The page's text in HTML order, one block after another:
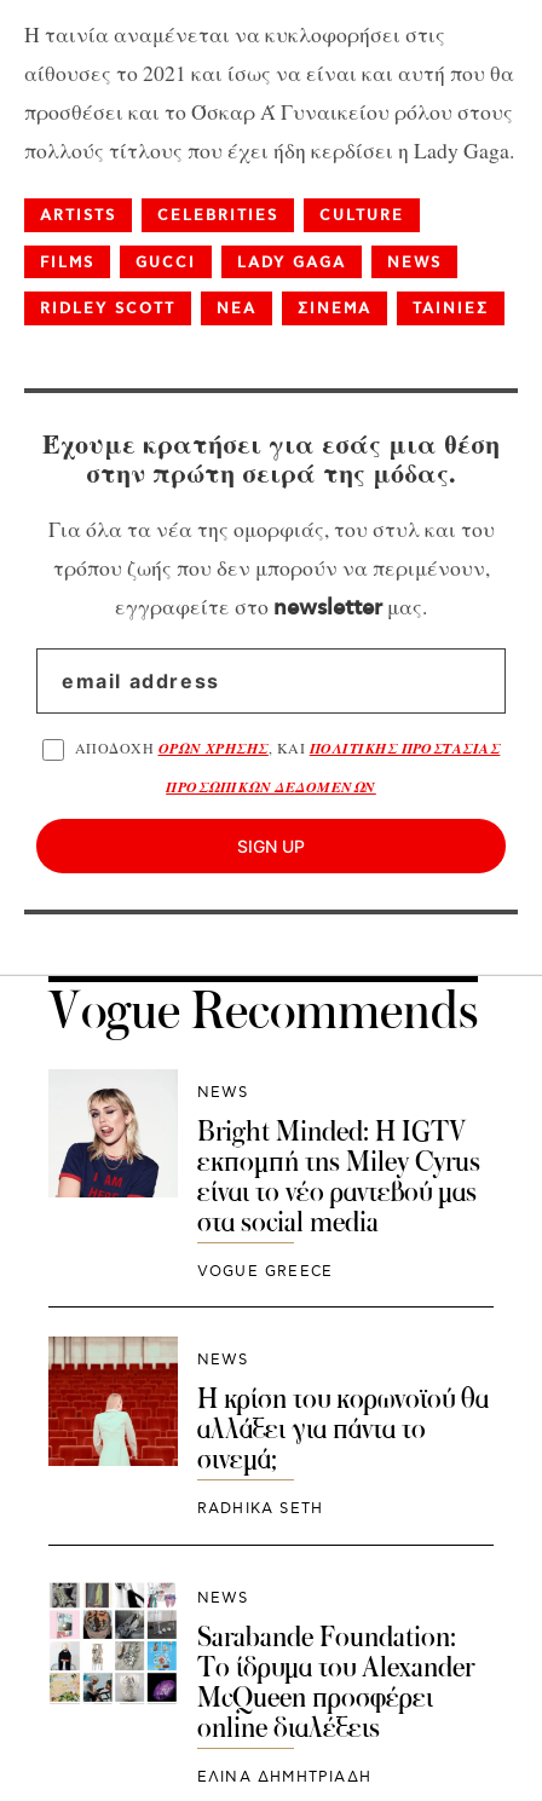
H ταινία αναμένεται να κυκλοφορήσει στις
αίθουσες το 2021 και ίσως να είναι και αυτή που θα
προσθέσει και το Όσκαρ Ά Γυναικείου ρόλου στους
πολλούς τίτλους που έχει ήδη κερδίσει η Lady Gaga.
ARTISTS CELEBRITIES CULTURE
FILMS GUCCI LADY GAGA NEWS
RIDLEY SCOTT ΝΕΑ ΣΙΝΕΜΑ ΤΑΙΝΙΕΣ
Έχουμε κρατήσει για εσάς μια θέση
στην πρώτη σειρά της μόδας.
Για όλα τα νέα της ομορφιάς, του στυλ και του
τρόπου ζωής που δεν μπορούν να περιμένουν,
εγγραφείτε στο newsletterμας.
ΑΠΟΔΟΧΗ ΟΡΩΝ ΧΡΗΣΗΣ, ΚΑΙ ΠΟΛΙΤΙΚΗΣ ΠΡΟΣΤΑΣΙΑΣ
ΠΡΟΣΩΠΙΚΩΝ ΔΕΔΟΜΕΝΩΝ
SIGN UP
Vogue Recommends
NEWS
Bright Minded: Η IGTV
εκπομπή της Miley Cyrus
είναι το νέο ραντεβού μας
στα social media
VOGUE GREECE
NEWS
Η κρίση του κορωνοϊού θα
αλλάξει για πάντα το
σινεμά;
RADHIKA SETH
NEWS
Sarabande Foundation:
Το ίδρυμα του Alexander
McQueen προσφέρει
online διαλέξεις
ΕΛΙΝΑ ΔΗΜΗΤΡΙΑΔΗ